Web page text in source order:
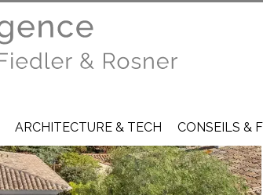
ARCHITECTURE & TECH CONSEILS &